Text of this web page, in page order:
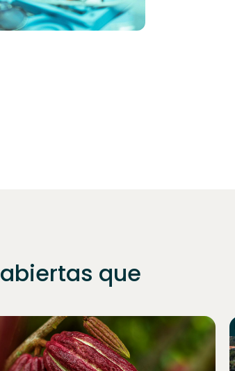
abiertas que
inversores